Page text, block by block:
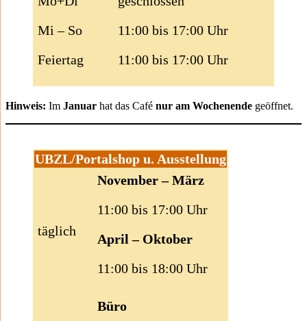
Mi – So
Feiertag
11:00 bis 17:00 Uhr
11:00 bis 17:00 Uhr
Hinweis: Im Januar hat das Café nur am Wochenende geöffnet.
UBZL/Portalshop u. Ausstellung
täglich
November – März
11:00 bis 17:00 Uhr
April – Oktober
11:00 bis 18:00 Uhr
Büro